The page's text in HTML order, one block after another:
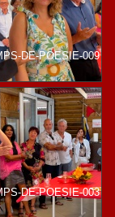
DE-POESIE-009
DE-POESIE-003